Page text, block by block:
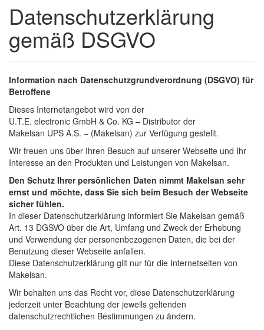
Datenschutzerklärung
gemäß DSGVO
Information nach Daten­schutz­grund­verordnung (DSGVO) für
Betroffene
Dieses Internetangebot wird von der
U.T.E. electronic GmbH & Co. KG – Distributor der
Makelsan UPS A.S. – (Makelsan) zur Verfügung gestellt.
Wir freuen uns über Ihren Besuch auf unserer Webseite und Ihr
Interesse an den Produkten und Leistungen von Makelsan.
Den Schutz Ihrer persönlichen Daten nimmt Makelsan sehr
ernst und möchte, dass Sie sich beim Besuch der Webseite
sicher fühlen.
In dieser Datenschutzerklärung informiert Sie Makelsan gemäß
Art. 13 DGSVO über die Art, Umfang und Zweck der Erhebung
und Verwendung der personenbezogenen Daten, die bei der
Benutzung dieser Webseite anfallen.
Diese Datenschutzerklärung gilt nur für die Internetseiten von
Makelsan.
Wir behalten uns das Recht vor, diese Datenschutzerklärung
jederzeit unter Beachtung der jeweils geltenden
datenschutzrechtlichen Bestimmungen zu ändern.